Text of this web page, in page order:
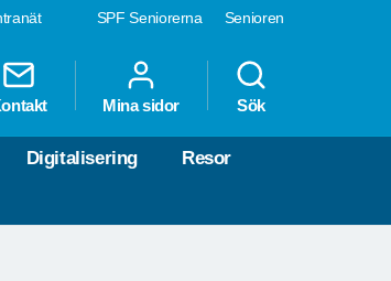
SPF Seniorerna Senioren
Mina sidor Sök
Digitalisering Resor